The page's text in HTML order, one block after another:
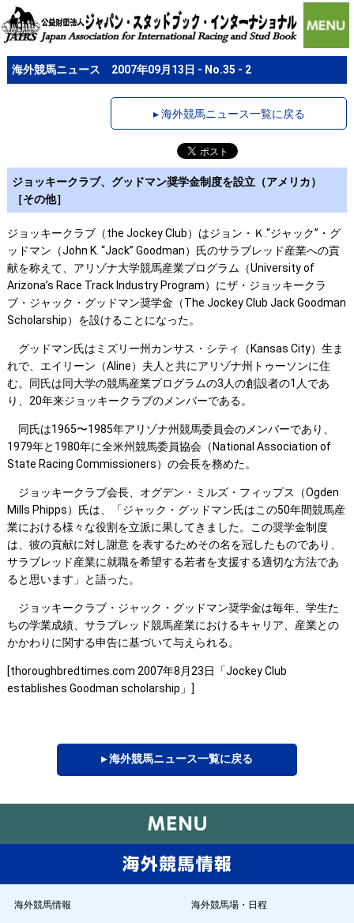
海外競馬ニュース 2007年09月13日 - No.35 - 2
▸ 海外競馬ニュース一覧に戻る
ジョッキークラブ、グッドマン奨学金制度を設立（アメリカ）
［その他］
ジョッキークラブ（the Jockey Club）はジョン・Ｋ.“ジャック”・グ
ッドマン（John K. “Jack” Goodman）氏のサラブレッド産業への貢
献を称えて、アリゾナ大学競馬産業プログラム（University of
Arizona’s Race Track Industry Program）にザ・ジョッキークラ
ブ・ジャック・グッドマン奨学金（The Jockey Club Jack Goodman
Scholarship）を設けることになった。
グッドマン氏はミズリー州カンサス・シティ（Kansas City）生ま
れで、エイリーン（Aline）夫人と共にアリゾナ州トゥーソンに住
む。同氏は同大学の競馬産業プログラムの3人の創設者の1人であ
り、20年来ジョッキークラブのメンバーである。
同氏は1965〜1985年アリゾナ州競馬委員会のメンバーであり、
1979年と1980年に全米州競馬委員協会（National Association of
State Racing Commissioners）の会長を務めた。
ジョッキークラブ会長、オグデン・ミルズ・フィップス（Ogden
Mills Phipps）氏は、「ジャック・グッドマン氏はこの50年間競馬産
業における様々な役割を立派に果してきました。この奨学金制度
は、彼の貢献に対し謝意 を表するためその名を冠したものであり、
サラブレッド産業に就職を希望する若者を支援する適切な方法であ
ると思います」と語った。
ジョッキークラブ・ジャック・グッドマン奨学金は毎年、学生た
ちの学業成績、サラブレッド競馬産業におけるキャリア、産業との
かかわりに関する申告に基づいて与えられる。
[thoroughbredtimes.com 2007年8月23日「Jockey Club
establishes Goodman scholarship」]
▸ 海外競馬ニュース一覧に戻る
海外競馬情報 海外競馬場・日程